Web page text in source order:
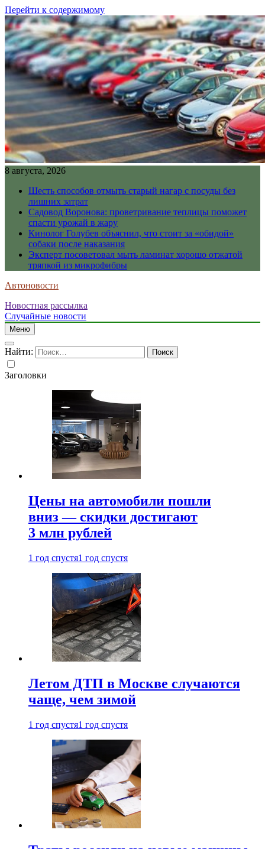
Перейти к содержимому
8 августа, 2026
Шесть способов отмыть старый нагар с посуды без
лишних затрат
Садовод Воронова: проветривание теплицы поможет
спасти урожай в жару
Кинолог Голубев объяснил, что стоит за «обидой»
собаки после наказания
Эксперт посоветовал мыть ламинат хорошо отжатой
тряпкой из микрофибры
Автоновости
Новостная рассылка
Случайные новости
Меню
Найти:
Заголовки
Цены на автомобили пошли
вниз — скидки достигают
3 млн рублей
1 год спустя1 год спустя
Летом ДТП в Москве случаются
чаще, чем зимой
1 год спустя1 год спустя